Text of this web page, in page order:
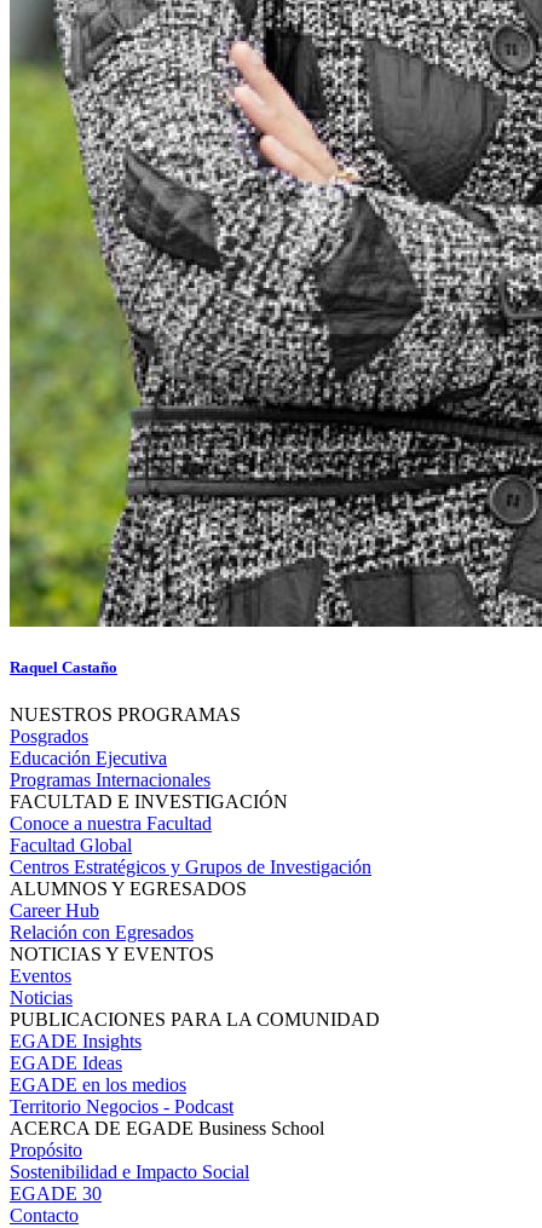
Raquel Castaño
NUESTROS PROGRAMAS
Posgrados
Educación Ejecutiva
Programas Internacionales
FACULTAD E INVESTIGACIÓN
Conoce a nuestra Facultad
Facultad Global
Centros Estratégicos y Grupos de Investigación
ALUMNOS Y EGRESADOS
Career Hub
Relación con Egresados
NOTICIAS Y EVENTOS
Eventos
Noticias
PUBLICACIONES PARA LA COMUNIDAD
EGADE Insights
EGADE Ideas
EGADE en los medios
Territorio Negocios - Podcast
ACERCA DE EGADE Business School
Propósito
Sostenibilidad e Impacto Social
EGADE 30
Contacto